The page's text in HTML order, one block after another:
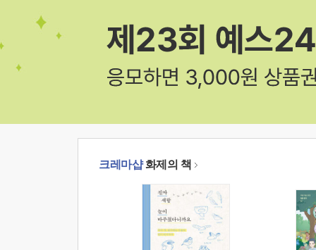
크레마샵화제의 책